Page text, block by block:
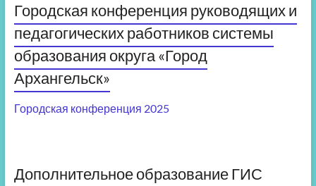
Городская конференция руководящих и
педагогических работников системы
образования округа «Город
Архангельск»
Городская конференция 2025
Дополнительное образование ГИС